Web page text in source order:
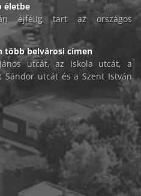
életbe
éjfélig tart az országos
több belvárosi címen
utcát, az Iskola utcát, a
Sándor utcát és a Szent István